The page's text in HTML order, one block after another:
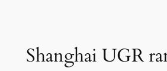
Shanghai UGR